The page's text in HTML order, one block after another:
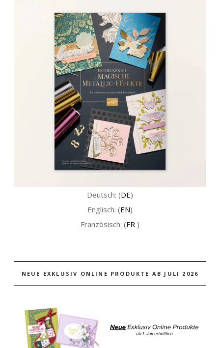
Deutsch: (DE)
Englisch: (EN)
Französisch: (FR )
NEUE EXKLUSIV ONLINE PRODUKTE AB JULI 2026